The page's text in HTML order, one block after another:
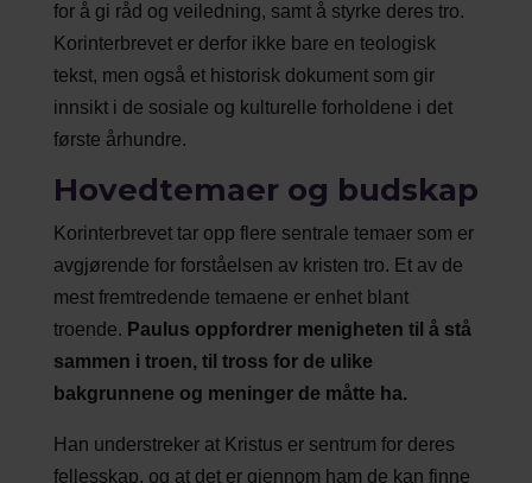
for å gi råd og veiledning, samt å styrke deres tro.
Korinterbrevet er derfor ikke bare en teologisk
tekst, men også et historisk dokument som gir
innsikt i de sosiale og kulturelle forholdene i det
første århundre.
Hovedtemaer og budskap
Korinterbrevet tar opp flere sentrale temaer som er
avgjørende for forståelsen av kristen tro. Et av de
mest fremtredende temaene er enhet blant
troende. Paulus oppfordrer menigheten til å stå
sammen i troen, til tross for de ulike
bakgrunnene og meninger de måtte ha.
Han understreker at Kristus er sentrum for deres
fellesskap, og at det er gjennom ham de kan finne